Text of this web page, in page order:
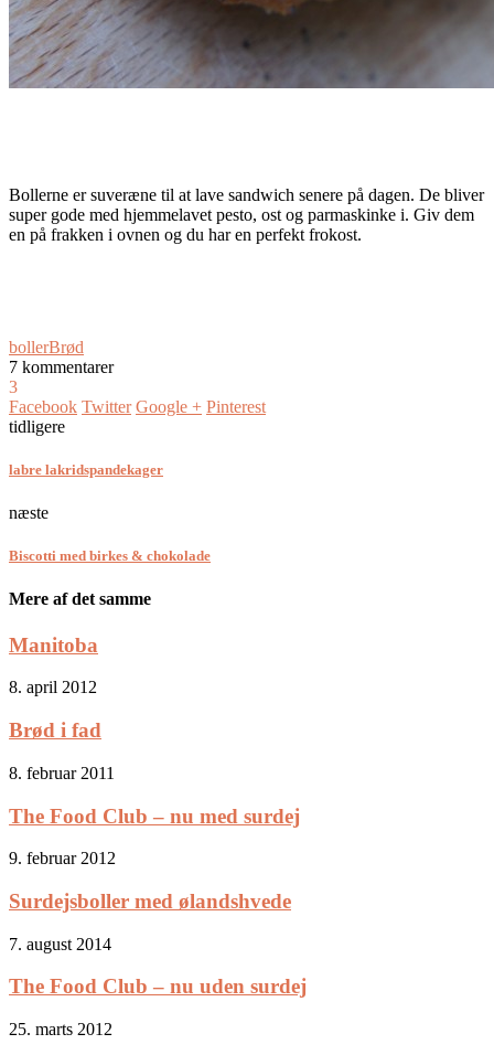
Bollerne er suveræne til at lave sandwich senere på dagen. De bliver
super gode med hjemmelavet pesto, ost og parmaskinke i. Giv dem
en på frakken i ovnen og du har en perfekt frokost.
bollerBrød
7 kommentarer
3
Facebook Twitter Google + Pinterest
tidligere
labre lakridspandekager
næste
Biscotti med birkes & chokolade
Mere af det samme
Manitoba
8. april 2012
Brød i fad
8. februar 2011
The Food Club – nu med surdej
9. februar 2012
Surdejsboller med ølandshvede
7. august 2014
The Food Club – nu uden surdej
25. marts 2012